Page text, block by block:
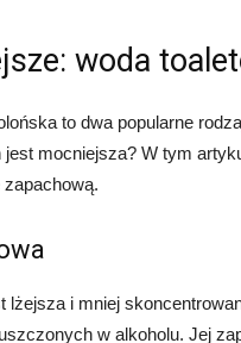
woda
to dwa popularne
jest mocniejsza? W tym
zapachową.
lżejsza i mniej
w alkoholu. Jej